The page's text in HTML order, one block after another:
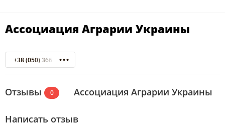
Ассоциация Аграрии Украины
+38 (050) 366 67 88
Отзывы 0 Ассоциация Аграрии Украины
Написать отзыв